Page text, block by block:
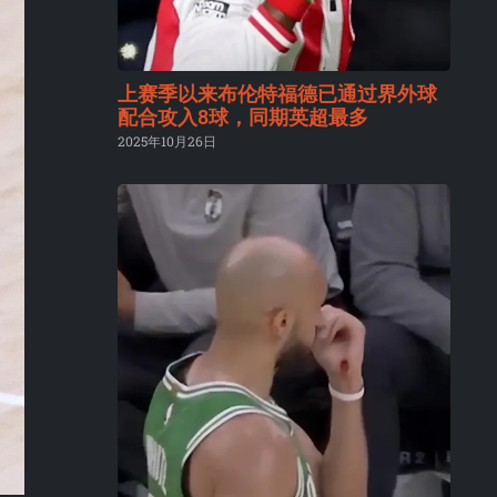
上赛季以来布伦特福德已通过界外球
配合攻入8球，同期英超最多
2025年10月26日